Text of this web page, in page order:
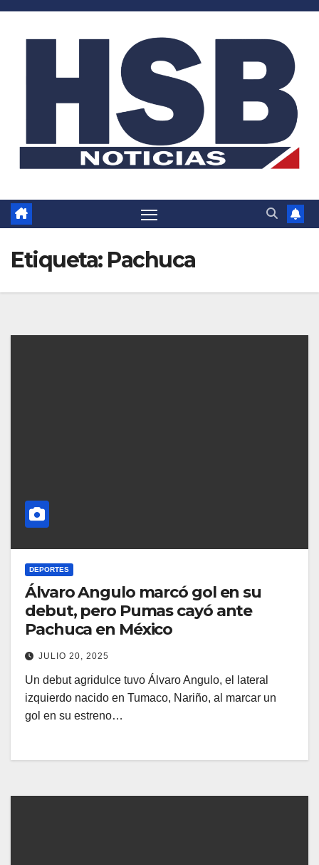
Saltar
Etiqueta: Pachuca
DEPORTES
Álvaro Angulo marcó gol en su
debut, pero Pumas cayó ante
Pachuca en México
JULIO 20, 2025
Un debut agridulce tuvo Álvaro Angulo, el lateral
izquierdo nacido en Tumaco, Nariño, al marcar un
gol en su estreno…